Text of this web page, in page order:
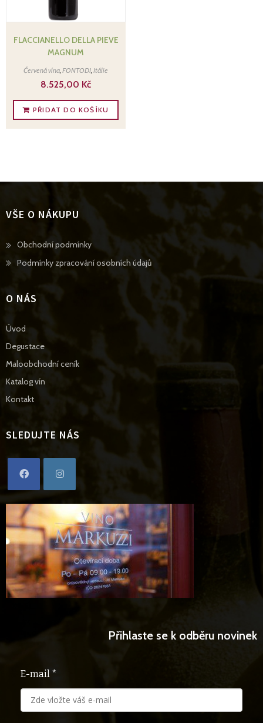
FLACCIANELLO DELLA PIEVE
MAGNUM
Červená vína,FONTODI,Itálie
8.525,00 Kč
PŘIDAT DO KOŠÍKU
VŠE O NÁKUPU
Obchodní podmínkyOpens
in
Podmínky zpracování osobních údajůOpens
O NÁS
Úvod
Degustace
Maloobchodní ceník
Katalog vín
Kontakt
SLEDUJTE NÁS
a
new
tab
in
a
new
tab
Přihlaste se k odběru novinek
E-mail *